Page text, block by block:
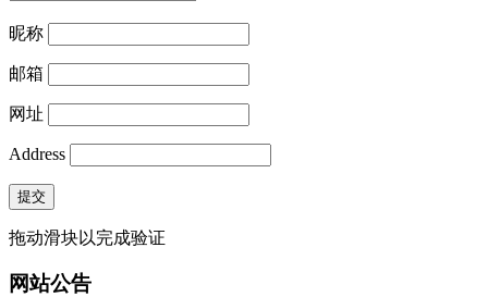
昵称
邮箱
网址
Address
提交
拖动滑块以完成验证
网站公告